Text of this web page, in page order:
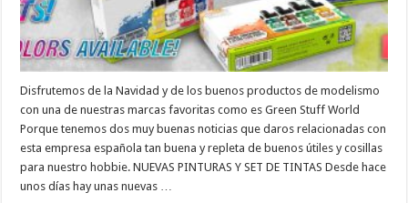
Disfrutemos de la Navidad y de los buenos productos de modelismo
con una de nuestras marcas favoritas como es Green Stuff World
Porque tenemos dos muy buenas noticias que daros relacionadas con
esta empresa española tan buena y repleta de buenos útiles y cosillas
para nuestro hobbie. NUEVAS PINTURAS Y SET DE TINTAS Desde hace
unos días hay unas nuevas …